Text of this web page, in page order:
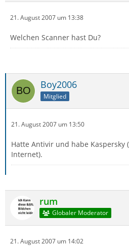
21. August 2007 um 13:38
Welchen Scanner hast Du?
Boy2006
Mitglied
21. August 2007 um 13:50
Hatte Antivir und habe Kaspersky
Internet).
rum
Globaler Moderator
21. August 2007 um 14:02